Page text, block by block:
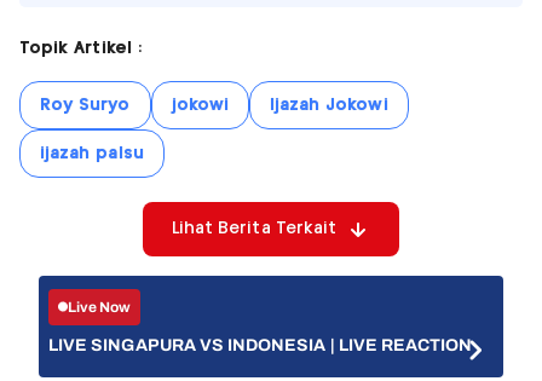
Topik Artikel :
Roy Suryo jokowi Ijazah Jokowi
ijazah palsu
Lihat Berita Terkait
Live Now
LIVE SINGAPURA VS INDONESIA | LIVE REACTION